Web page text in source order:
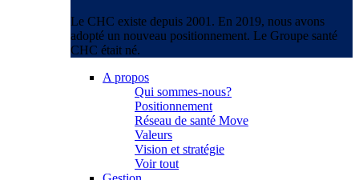
Le CHC existe depuis 2001. En 2019, nous avons
adopté un nouveau positionnement. Le Groupe santé
CHC était né.
A propos
Qui sommes-nous?
Positionnement
Réseau de santé Move
Valeurs
Vision et stratégie
Voir tout